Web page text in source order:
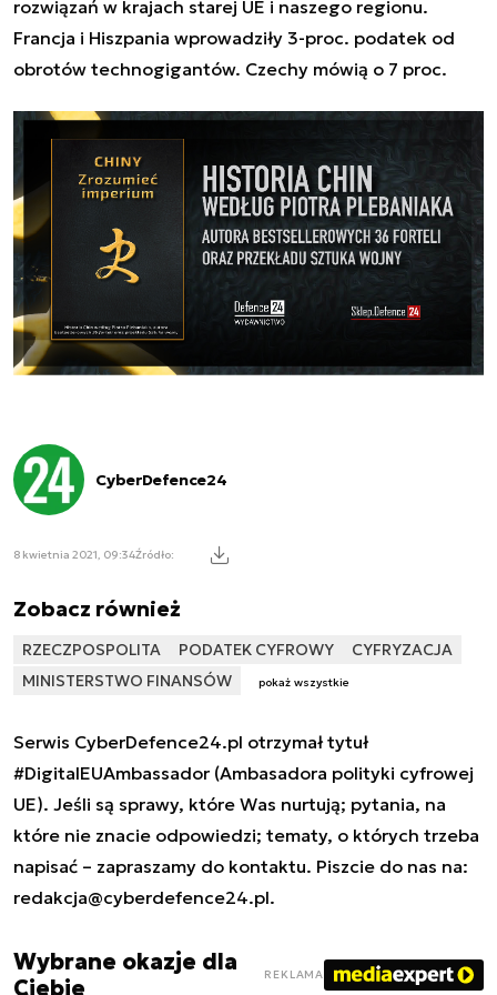
rozwiązań w krajach starej UE i naszego regionu.
Francja i Hiszpania wprowadziły 3-proc. podatek od
obrotów technogigantów. Czechy mówią o 7 proc.
CyberDefence24
8 kwietnia 2021, 09:34Źródło:
Zobacz również
RZECZPOSPOLITA PODATEK CYFROWY
CYFRYZACJA
MINISTERSTWO FINANSÓW
pokaż wszystkie
Serwis CyberDefence24.pl otrzymał tytuł
#DigitalEUAmbassador (Ambasadora polityki cyfrowej
UE). Jeśli są sprawy, które Was nurtują; pytania, na
które nie znacie odpowiedzi; tematy, o których trzeba
napisać – zapraszamy do kontaktu. Piszcie do nas na:
redakcja@cyberdefence24.pl.
Wybrane okazje dla
Ciebie
REKLAMA